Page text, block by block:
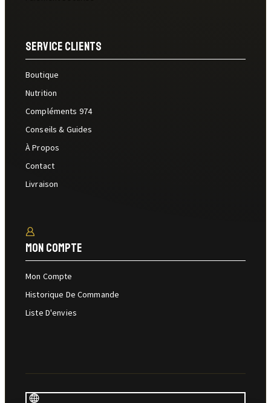
Service Clients
Boutique
Nutrition
Compléments 974
Conseils & Guides
À Propos
Contact
Livraison
Mon Compte
Mon Compte
Historique De Commande
Liste D'envies